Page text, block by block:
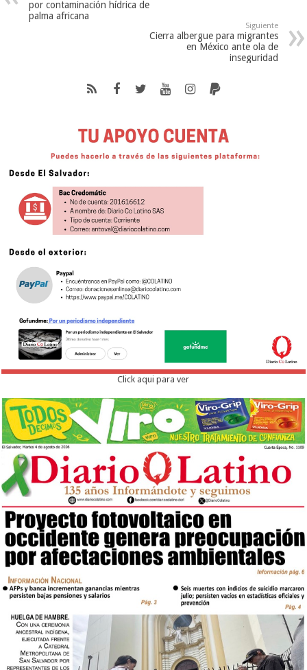
por contaminación hídrica de
palma africana
Siguiente
Cierra albergue para migrantes
en México ante ola de
inseguridad
Click aqui para ver